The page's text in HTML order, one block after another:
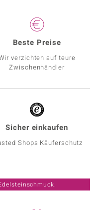
Beste Preise
verzichten auf teure
Zwischenhändler
Sicher einkaufen
Shops Käuferschutz